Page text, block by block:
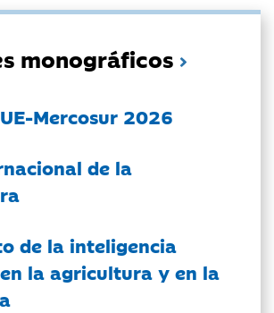
monográficos
Mercosur 2026
de la
de la inteligencia
la agricultura y en la